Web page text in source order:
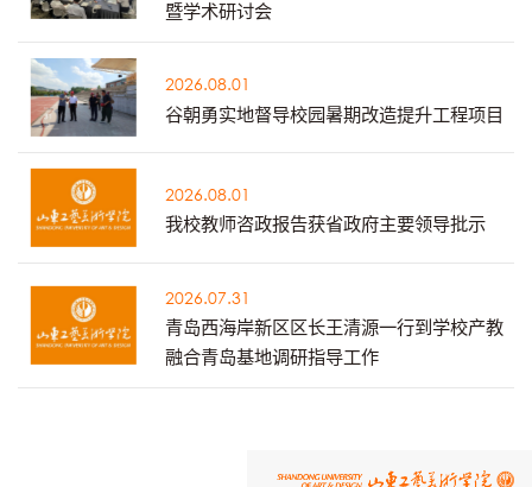
暨学术研讨会
2026.08.01
谷朝勇实地督导校园暑期改造提升工程项目
2026.08.01
我校教师咨政报告获省政府主要领导批示
2026.07.31
青岛西海岸新区区长王清源一行到学校产教
融合青岛基地调研指导工作